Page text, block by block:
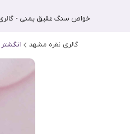
خواص سنگ عقیق یمنی -
گالری نقره مشهد